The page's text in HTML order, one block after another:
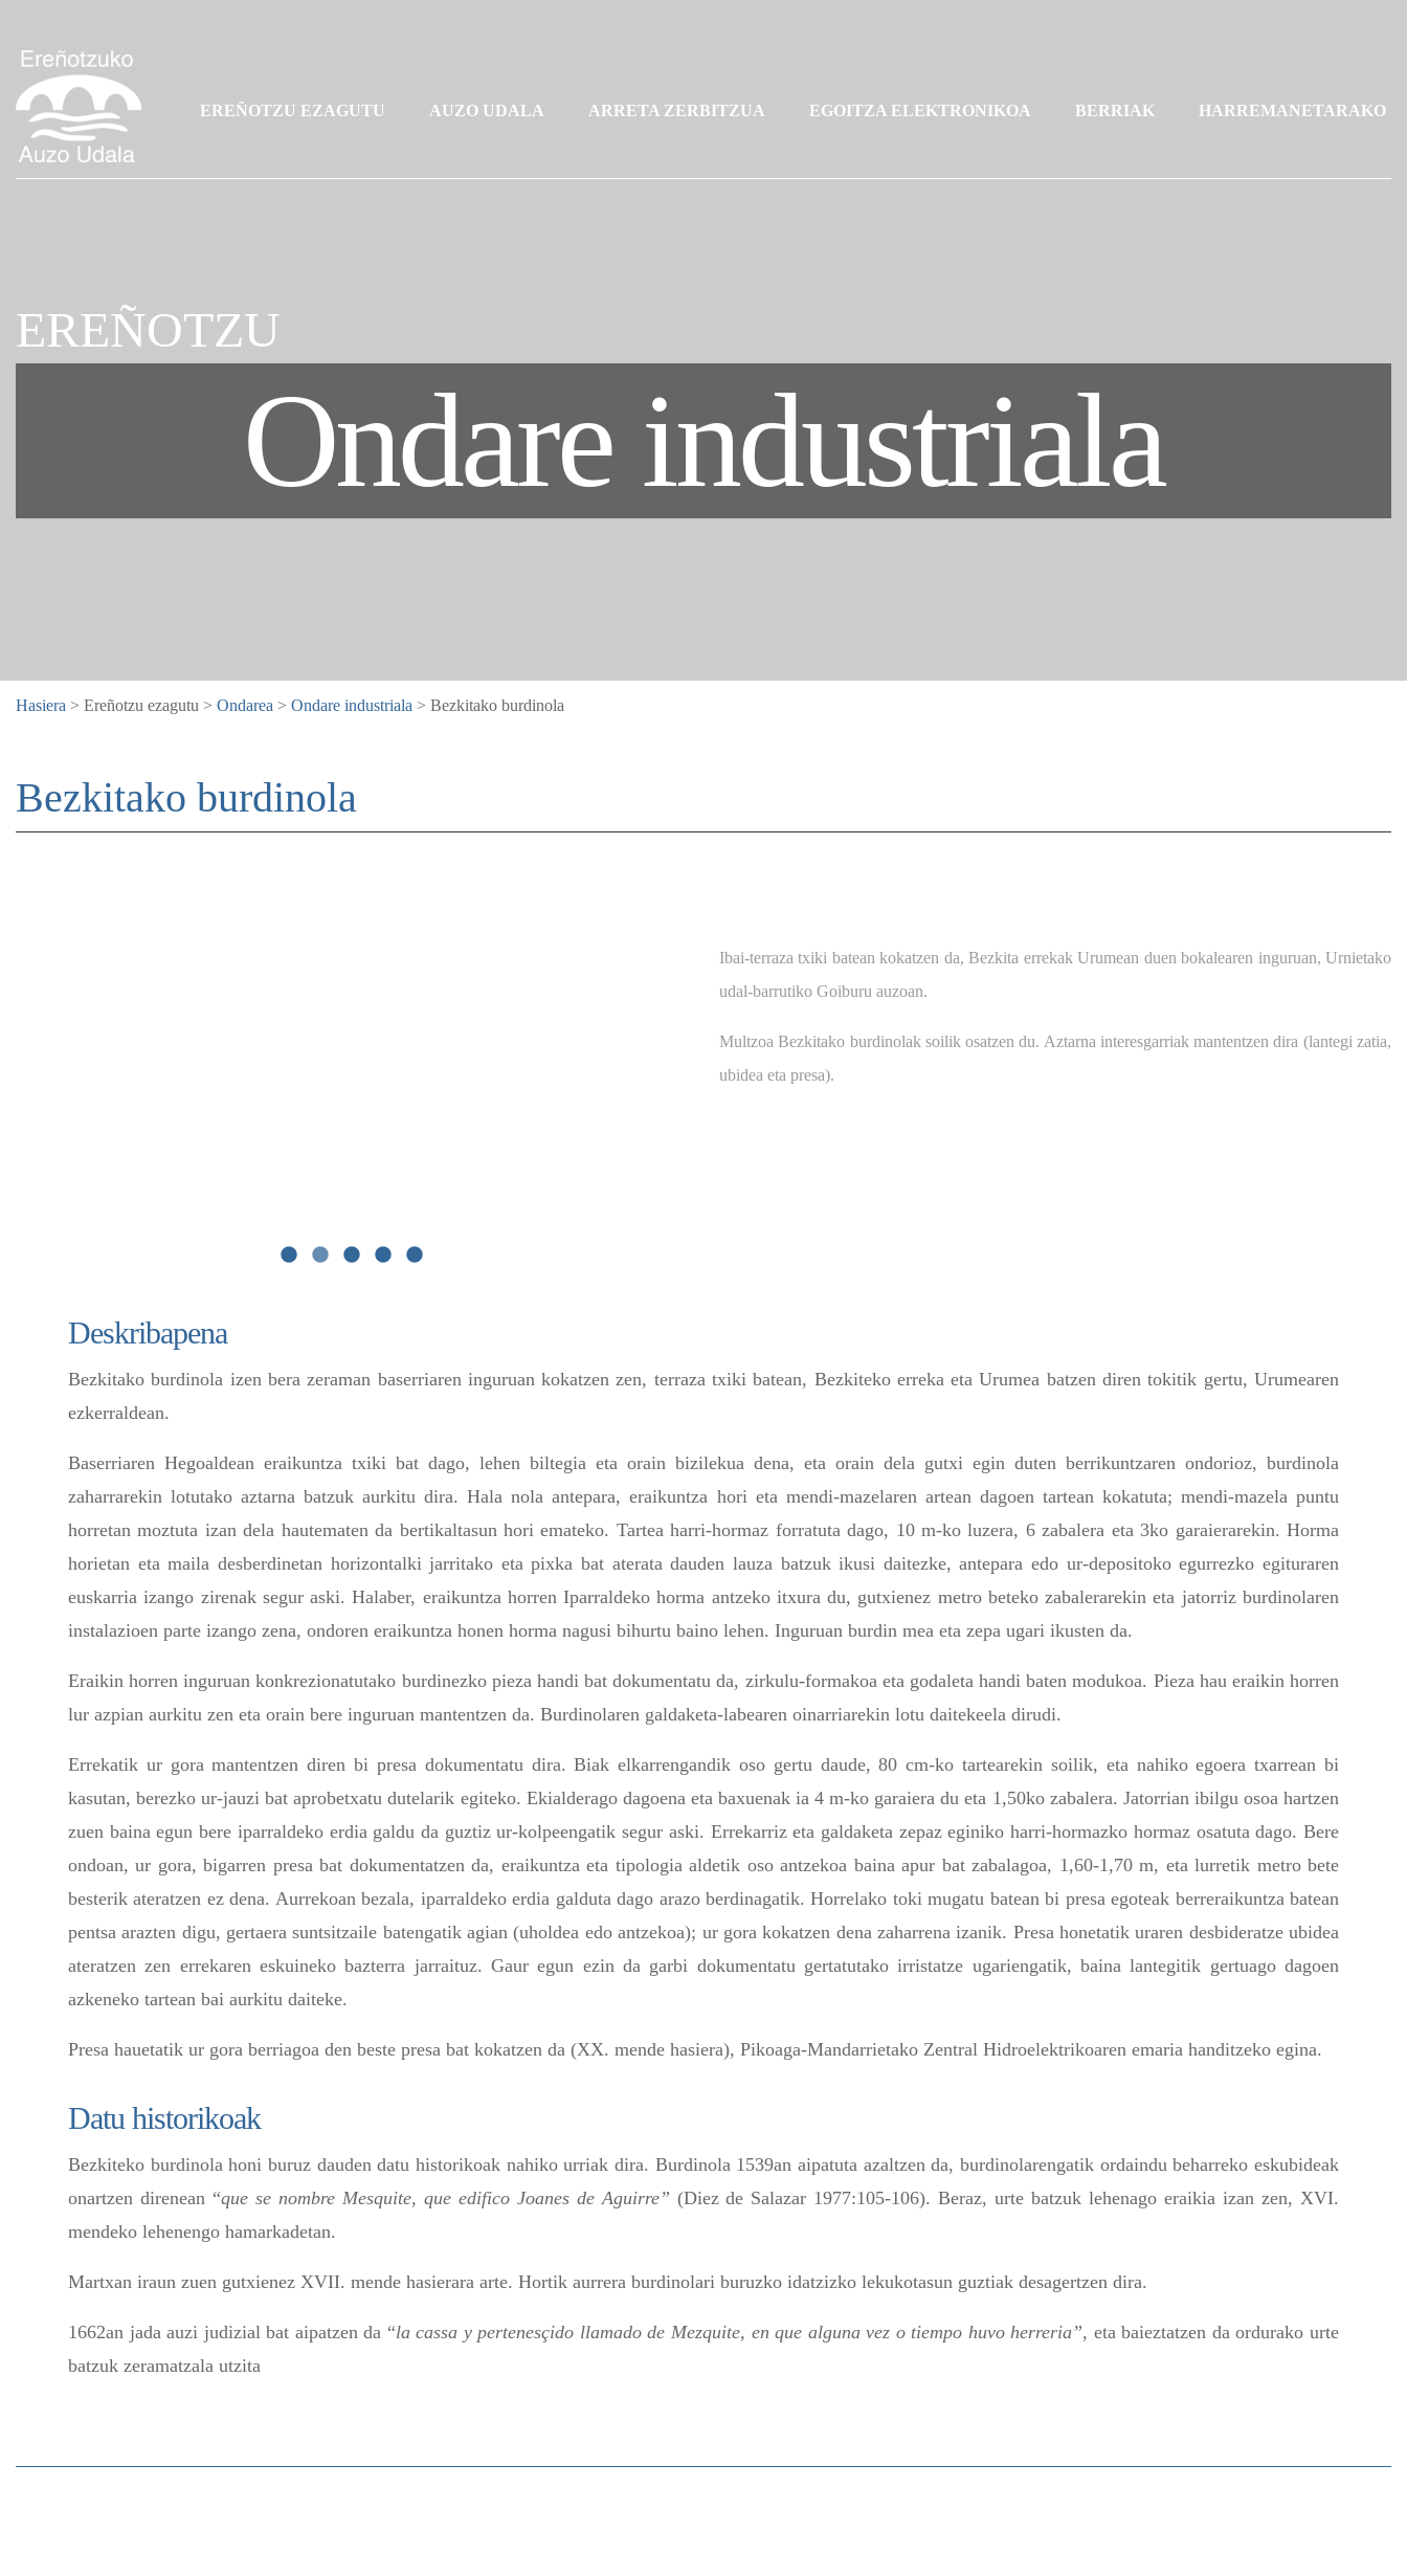
EREÑOTZU EZAGUTU AUZO UDALA ARRETA ZERBITZUA EGOITZA ELEKTRONIKOA BERRIAK HARREMANETARAKO
EREÑOTZU
Ondare industriala
Hasiera > Ereñotzu ezagutu > Ondarea > Ondare industriala > Bezkitako burdinola
Bezkitako burdinola
Ibai-terraza txiki batean kokatzen da, Bezkita errekak Urumean duen bokalearen inguruan, Urnietako
udal-barrutiko Goiburu auzoan.
Multzoa Bezkitako burdinolak soilik osatzen du. Aztarna interesgarriak mantentzen dira (lantegi zatia,
ubidea eta presa).
Deskribapena
Bezkitako burdinola izen bera zeraman baserriaren inguruan kokatzen zen, terraza txiki batean, Bezkiteko erreka eta Urumea batzen diren tokitik gertu, Urumearen
ezkerraldean.
Baserriaren Hegoaldean eraikuntza txiki bat dago, lehen biltegia eta orain bizilekua dena, eta orain dela gutxi egin duten berrikuntzaren ondorioz, burdinola
zaharrarekin lotutako aztarna batzuk aurkitu dira. Hala nola antepara, eraikuntza hori eta mendi-mazelaren artean dagoen tartean kokatuta; mendi-mazela puntu
horretan moztuta izan dela hautematen da bertikaltasun hori emateko. Tartea harri-hormaz forratuta dago, 10 m-ko luzera, 6 zabalera eta 3ko garaierarekin. Horma
horietan eta maila desberdinetan horizontalki jarritako eta pixka bat aterata dauden lauza batzuk ikusi daitezke, antepara edo ur-depositoko egurrezko egituraren
euskarria izango zirenak segur aski. Halaber, eraikuntza horren Iparraldeko horma antzeko itxura du, gutxienez metro beteko zabalerarekin eta jatorriz burdinolaren
instalazioen parte izango zena, ondoren eraikuntza honen horma nagusi bihurtu baino lehen. Inguruan burdin mea eta zepa ugari ikusten da.
Eraikin horren inguruan konkrezionatutako burdinezko pieza handi bat dokumentatu da, zirkulu-formakoa eta godaleta handi baten modukoa. Pieza hau eraikin horren
lur azpian aurkitu zen eta orain bere inguruan mantentzen da. Burdinolaren galdaketa-labearen oinarriarekin lotu daitekeela dirudi.
Errekatik ur gora mantentzen diren bi presa dokumentatu dira. Biak elkarrengandik oso gertu daude, 80 cm-ko tartearekin soilik, eta nahiko egoera txarrean bi
kasutan, berezko ur-jauzi bat aprobetxatu dutelarik egiteko. Ekialderago dagoena eta baxuenak ia 4 m-ko garaiera du eta 1,50ko zabalera. Jatorrian ibilgu osoa hartzen
zuen baina egun bere iparraldeko erdia galdu da guztiz ur-kolpeengatik segur aski. Errekarriz eta galdaketa zepaz eginiko harri-hormazko hormaz osatuta dago. Bere
ondoan, ur gora, bigarren presa bat dokumentatzen da, eraikuntza eta tipologia aldetik oso antzekoa baina apur bat zabalagoa, 1,60-1,70 m, eta lurretik metro bete
besterik ateratzen ez dena. Aurrekoan bezala, iparraldeko erdia galduta dago arazo berdinagatik. Horrelako toki mugatu batean bi presa egoteak berreraikuntza batean
pentsa arazten digu, gertaera suntsitzaile batengatik agian (uholdea edo antzekoa); ur gora kokatzen dena zaharrena izanik. Presa honetatik uraren desbideratze ubidea
ateratzen zen errekaren eskuineko bazterra jarraituz. Gaur egun ezin da garbi dokumentatu gertatutako irristatze ugariengatik, baina lantegitik gertuago dagoen
azkeneko tartean bai aurkitu daiteke.
Presa hauetatik ur gora berriagoa den beste presa bat kokatzen da (XX. mende hasiera), Pikoaga-Mandarrietako Zentral Hidroelektrikoaren emaria handitzeko egina.
Datu historikoak
Bezkiteko burdinola honi buruz dauden datu historikoak nahiko urriak dira. Burdinola 1539an aipatuta azaltzen da, burdinolarengatik ordaindu beharreko eskubideak
onartzen direnean “que se nombre Mesquite, que edifico Joanes de Aguirre” (Diez de Salazar 1977:105-106). Beraz, urte batzuk lehenago eraikia izan zen, XVI.
mendeko lehenengo hamarkadetan.
Martxan iraun zuen gutxienez XVII. mende hasierara arte. Hortik aurrera burdinolari buruzko idatzizko lekukotasun guztiak desagertzen dira.
1662an jada auzi judizial bat aipatzen da “la cassa y pertenesçido llamado de Mezquite, en que alguna vez o tiempo huvo herreria”, eta baieztatzen da ordurako urte
batzuk zeramatzala utzita